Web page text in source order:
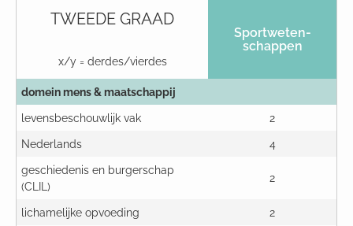
TWEEDE GRAAD
x/y = derdes/vierdes
Sport­weten­
schappen
domein mens & maatschappij
levensbeschouwlijk vak
2
Nederlands
4
geschiedenis en burgerschap
(CLIL)
2
lichamelijke opvoeding
2